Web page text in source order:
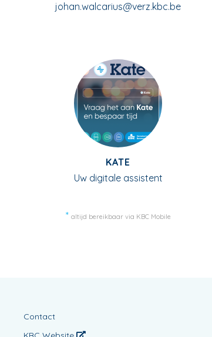
johan.walcarius@verz.kbc.be
KATE
Uw digitale assistent
altijd bereikbaar via KBC Mobile
Contact